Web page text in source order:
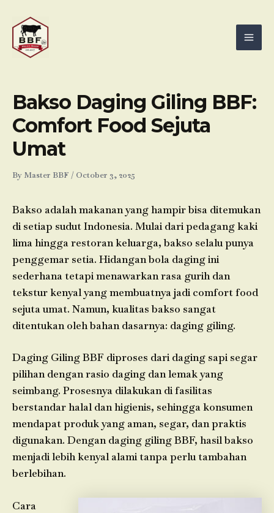
content
Bakso Daging Giling BBF:
Comfort Food Sejuta
Umat
By Master BBF / October 3, 2025
Bakso adalah makanan yang hampir bisa ditemukan
di setiap sudut Indonesia. Mulai dari pedagang kaki
lima hingga restoran keluarga, bakso selalu punya
penggemar setia. Hidangan bola daging ini
sederhana tetapi menawarkan rasa gurih dan
tekstur kenyal yang membuatnya jadi comfort food
sejuta umat. Namun, kualitas bakso sangat
ditentukan oleh bahan dasarnya: daging giling.
Daging Giling BBF diproses dari daging sapi segar
pilihan dengan rasio daging dan lemak yang
seimbang. Prosesnya dilakukan di fasilitas
berstandar halal dan higienis, sehingga konsumen
mendapat produk yang aman, segar, dan praktis
digunakan. Dengan daging giling BBF, hasil bakso
menjadi lebih kenyal alami tanpa perlu tambahan
berlebihan.
Cara